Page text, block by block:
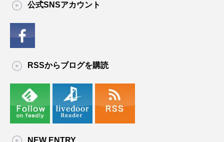
公式SNSアカウント
RSSからブログを購読